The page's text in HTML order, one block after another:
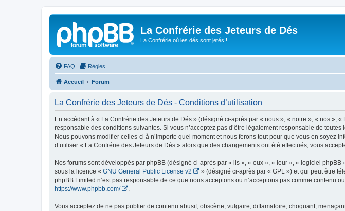
La Confrérie des Jeteurs de Dés
La Confrérie où les dés sont jetés !
FAQ Règles
Accueil Forum
La Confrérie des Jeteurs de Dés - Conditions d’utilisation
En accédant à « La Confrérie des Jeteurs de Dés » (désigné ci-après par « nous », « notre », « nos »,
responsable des conditions suivantes. Si vous n’acceptez pas d’être légalement responsable de
Nous pouvons modifier celles-ci à n’importe quel moment et nous ferons tout pour que vous en soyez
d’utiliser « La Confrérie des Jeteurs de Dés » alors que des changements ont été effectués, vous
Nos forums sont développés par phpBB (désigné ci-après par « ils », « eux », « leur », « logiciel
sous la licence « GNU General Public License v2 » (désigné ci-après par « GPL ») et qui peut être
phpBB Limited n’est pas responsable de ce que nous acceptons ou n’acceptons pas comme
https://www.phpbb.com/
.
Vous acceptez de ne pas publier de contenu abusif, obscène, vulgaire, diffamatoire, choquant,